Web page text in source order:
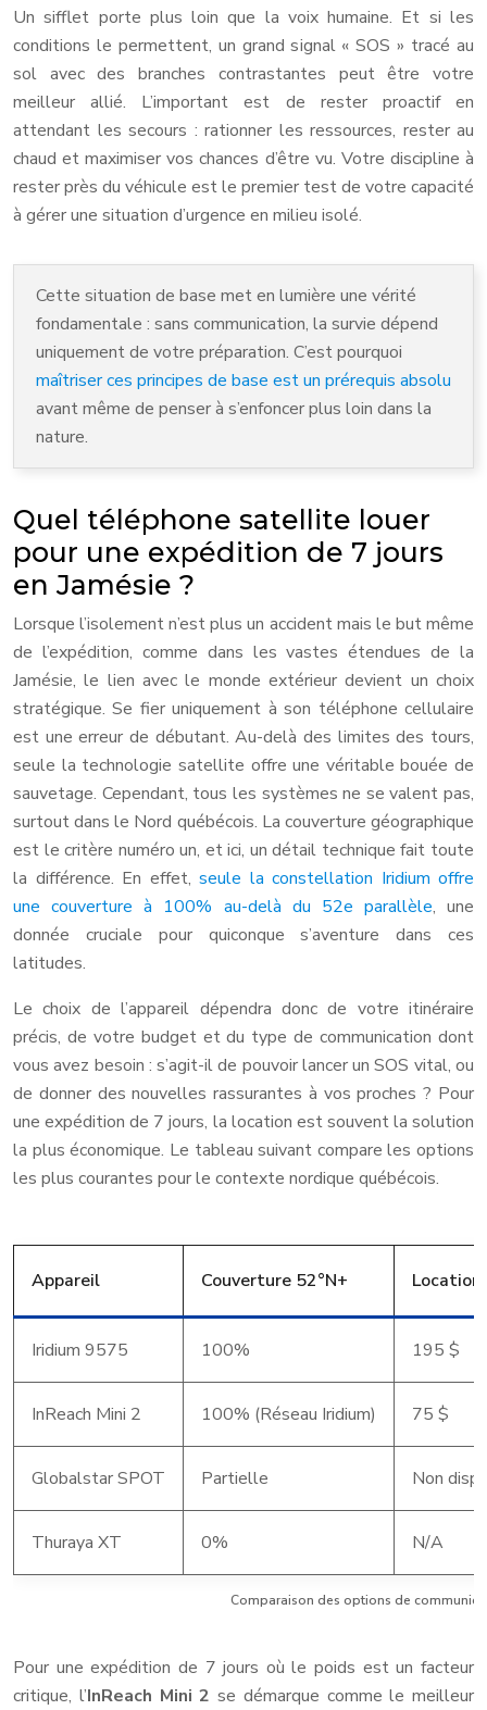
Un sifflet porte plus loin que la voix humaine. Et si les
conditions le permettent, un grand signal « SOS » tracé au
sol avec des branches contrastantes peut être votre
meilleur allié. L’important est de rester proactif en
attendant les secours : rationner les ressources, rester au
chaud et maximiser vos chances d’être vu. Votre discipline à
rester près du véhicule est le premier test de votre capacité
à gérer une situation d’urgence en milieu isolé.
Cette situation de base met en lumière une vérité
fondamentale : sans communication, la survie dépend
uniquement de votre préparation. C’est pourquoi
maîtriser ces principes de base est un prérequis absolu
avant même de penser à s’enfoncer plus loin dans la
nature.
Quel téléphone satellite louer
pour une expédition de 7 jours
en Jamésie ?
Lorsque l’isolement n’est plus un accident mais le but même
de l’expédition, comme dans les vastes étendues de la
Jamésie, le lien avec le monde extérieur devient un choix
stratégique. Se fier uniquement à son téléphone cellulaire
est une erreur de débutant. Au-delà des limites des tours,
seule la technologie satellite offre une véritable bouée de
sauvetage. Cependant, tous les systèmes ne se valent pas,
surtout dans le Nord québécois. La couverture géographique
est le critère numéro un, et ici, un détail technique fait toute
la différence. En effet, seule la constellation Iridium offre
une couverture à 100% au-delà du 52e parallèle, une
donnée cruciale pour quiconque s’aventure dans ces
latitudes.
Le choix de l’appareil dépendra donc de votre itinéraire
précis, de votre budget et du type de communication dont
vous avez besoin : s’agit-il de pouvoir lancer un SOS vital, ou
de donner des nouvelles rassurantes à vos proches ? Pour
une expédition de 7 jours, la location est souvent la solution
la plus économique. Le tableau suivant compare les options
les plus courantes pour le contexte nordique québécois.
Comparaison des options de
Appareil Couverture 52°N+
Iridium 9575 100% 195 $
InReach Mini 2 100% (Réseau Iridium) 75 $
Globalstar SPOT Partielle Non
Thuraya XT 0% N/A
Pour une expédition de 7 jours où le poids est un facteur
critique, l’InReach Mini 2 se démarque comme le meilleur